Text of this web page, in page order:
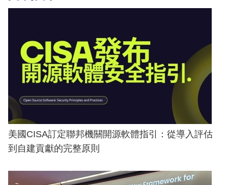
美國CISA訂定聯邦機關開源軟體指引：從導入評估
到自建貢獻的完整原則